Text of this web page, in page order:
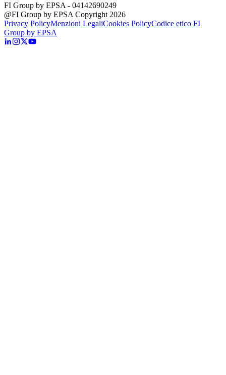
FI Group by EPSA - 04142690249
@FI Group by EPSA Copyright 2026
Privacy PolicyMenzioni LegaliCookies PolicyCodice etico FI
Group by EPSA